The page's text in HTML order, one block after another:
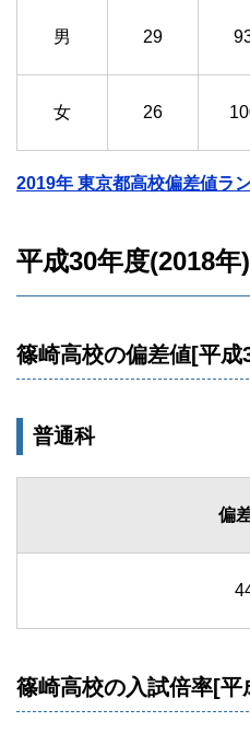
男 29
女 26
2019年 東京都高校偏差値ラ
平成30年度(2018年
篠崎高校の偏差値[平成
普通科
偏
篠崎高校の入試倍率[平